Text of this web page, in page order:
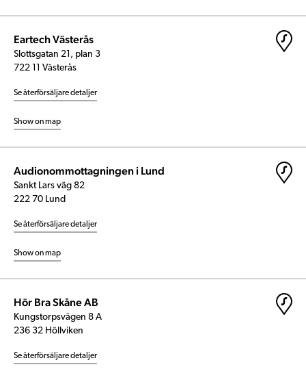
Eartech Västerås
Slottsgatan 21, plan 3
722 11 Västerås
Se återförsäljare detaljer
Show on map
Audionommottagningen i Lund
Sankt Lars väg 82
222 70 Lund
Se återförsäljare detaljer
Show on map
Hör Bra Skåne AB
Kungstorpsvägen 8 A
236 32 Höllviken
Se återförsäljare detaljer